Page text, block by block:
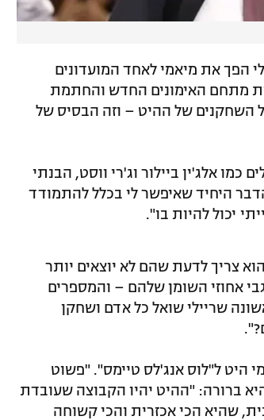
הפך את מיאמי לאחד המועדונים
מתחם האימונים החדש והחתמת
השחקנים של ההיט – וזה הבסיס של
אלג'ין ביילור וג'רי ווסט, הבנתי
היחיד שאיפשר לי בכלל להתמודד
יכול להיות בו".
צריך לדעת שהם לא יוצאים יותר
אחוזי השומן שלהם – והמספרים
שריילי שואל כל אדם ושחקן
היט ל"לוס אנג'לס טיימס". "פשוט
ברורה: "ההיט יהיו הקבוצה שעובדת
שהיא הכי אכזרית והכי קשוחה